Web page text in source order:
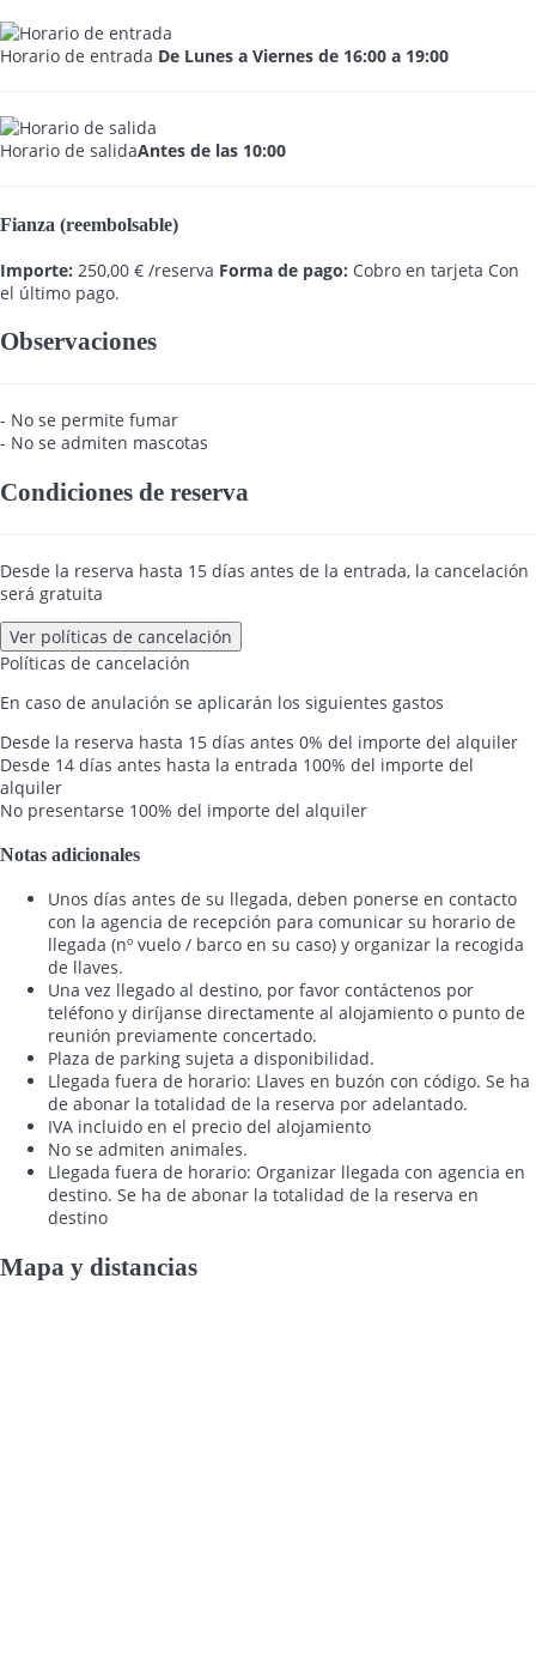
Horario de entrada De Lunes a Viernes de 16:00 a 19:00
Horario de salidaAntes de las 10:00
Fianza (reembolsable)
Importe: 250,00 € /reserva Forma de pago: Cobro en tarjeta Con
el último pago.
Observaciones
- No se permite fumar
- No se admiten mascotas
Condiciones de reserva
Desde la reserva hasta 15 días antes de la entrada, la cancelación
será gratuita
Ver políticas de cancelación
Políticas de cancelación
En caso de anulación se aplicarán los siguientes gastos
Desde la reserva hasta 15 días antes 0% del importe del alquiler
Desde 14 días antes hasta la entrada 100% del importe del
alquiler
No presentarse 100% del importe del alquiler
Notas adicionales
Unos días antes de su llegada, deben ponerse en contacto
con la agencia de recepción para comunicar su horario de
llegada (nº vuelo / barco en su caso) y organizar la recogida
de llaves.
Una vez llegado al destino, por favor contáctenos por
teléfono y diríjanse directamente al alojamiento o punto de
reunión previamente concertado.
Plaza de parking sujeta a disponibilidad.
Llegada fuera de horario: Llaves en buzón con código. Se ha
de abonar la totalidad de la reserva por adelantado.
IVA incluido en el precio del alojamiento
No se admiten animales.
Llegada fuera de horario: Organizar llegada con agencia en
destino. Se ha de abonar la totalidad de la reserva en
destino
Mapa y distancias